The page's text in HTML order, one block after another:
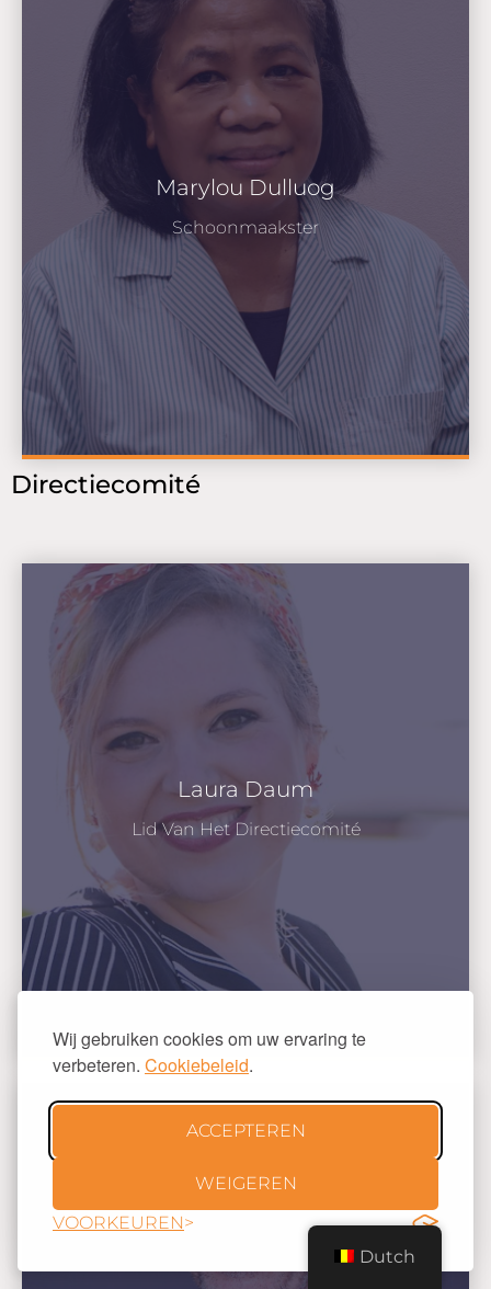
Wij gebruiken cookies om uw ervaring te
verbeteren. Cookiebeleid.
ACCEPTEREN
WEIGEREN
VOORKEUREN
Marylou Dulluog
Schoonmaakster
Directiecomité
Laura Daum
Lid Van Het Directiecomité
Dutch